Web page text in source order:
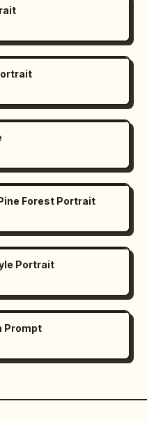
Forest Portrait
Portrait
Prompt